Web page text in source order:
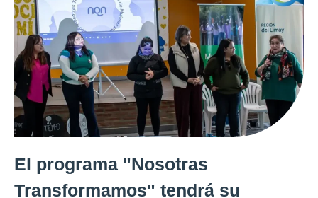
El programa "Nosotras
Transformamos" tendrá su